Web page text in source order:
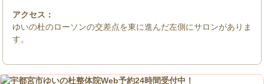
アクセス：
ゆいの杜のローソンの交差点を東に進んだ左側にサロンがありま
す。